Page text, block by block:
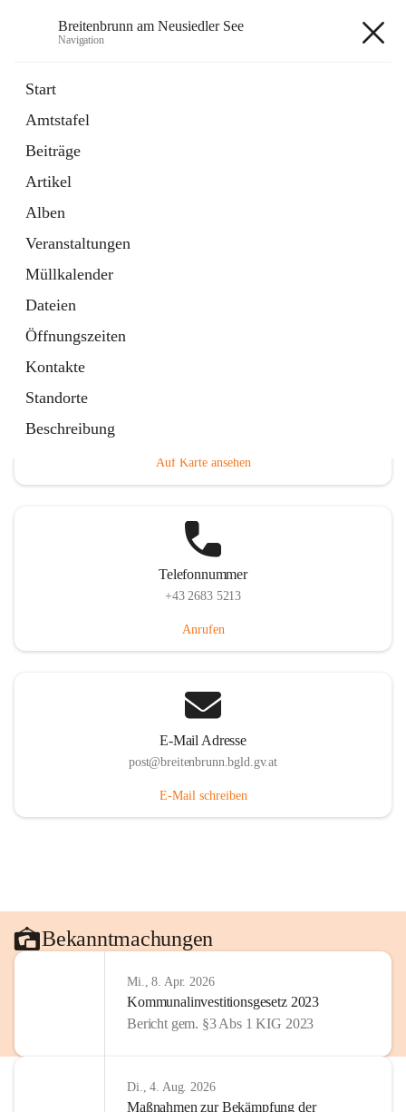
Breitenbrunn am Neusiedler See
Navigation
Start
Amtstafel
Beiträge
Artikel
Alben
Veranstaltungen
Müllkalender
Dateien
Öffnungszeiten
Kontakte
Standorte
Beschreibung
18 Schnellzugriffe
Gemeindeservice
Auf Karte ansehen
Telefonnummer
+43 2683 5213
Anrufen
E-Mail Adresse
post@breitenbrunn.bgld.gv.at
E-Mail schreiben
Bekanntmachungen
Mi., 8. Apr. 2026
Kommunalinvestitionsgesetz 2023
Bericht gem. §3 Abs 1 KIG 2023
Di., 4. Aug. 2026
Maßnahmen zur Bekämpfung der